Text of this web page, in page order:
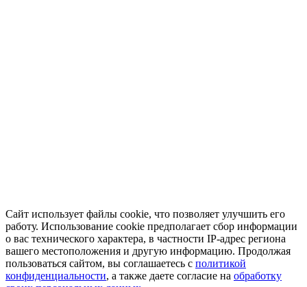
Сайт использует файлы cookie, что позволяет улучшить его
работу. Использование cookie предполагает сбор информации
о вас технического характера, в частности IP-адрес региона
вашего местоположения и другую информацию. Продолжая
пользоваться сайтом, вы соглашаетесь с политикой
конфиденциальности, а также даете согласие на обработку